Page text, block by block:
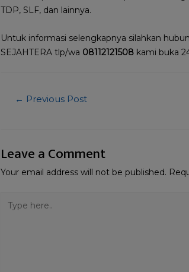
TDP, SLF, dan lainnya.
Untuk informasi selengkapnya silahkan
SEJAHTERA tlp/wa 08112121508 kami buka
← Previous Post
Leave a Comment
Your email address will not be published.